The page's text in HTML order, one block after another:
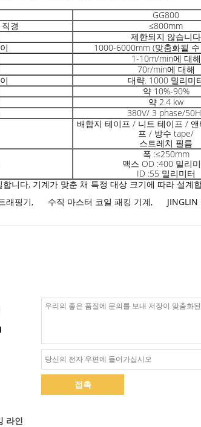
GG800
경
≤800mm
제한되지 않습니다
1000-6000mm (맞춤화될
1-10m/min에 대해
70r/min에 대해
대략. 1000 밀리미
약 10%-90%
약 2.4 kw
380V/ 3 phase/
배합지 테이프 / 니트 테이프 /
프 / 방수 tape/
스트레치 필름
폭 :≤250mm
맥스 OD :400 밀리
ID :55 밀리미터
니다, 기계가 맞춘 채 특정 대상 크기에 따라 설계
래핑기, 수직 마스터 코일 패킹 기계,
접촉
라인